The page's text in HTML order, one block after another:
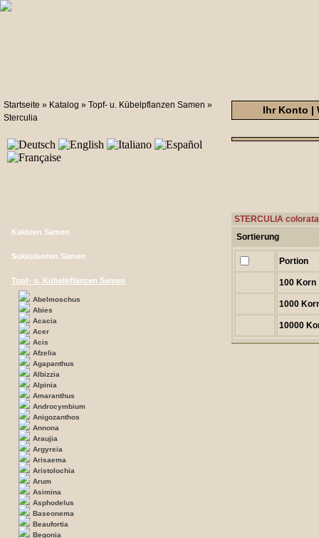
Startseite » Katalog » Topf- u. Kübelpflanzen Samen »
Sterculia
Ihr Konto |
Kakteen Samen
Sukkulenten Samen
Topf- u. Kübelpflanzen Samen
Abelmoschus
Abies
Acacia
Acer
Acis
Afzelia
Agapanthus
Albizzia
Alpinia
Amaranthus
Androcymbium
Anigozanthos
Annona
Araujia
Argyreia
Arisaema
Aristolochia
Arum
Asimina
Asphodelus
Baseonema
Beaufortia
Begonia
STERCULIA
Sortierung
Portion
100 Korn
1000
10000